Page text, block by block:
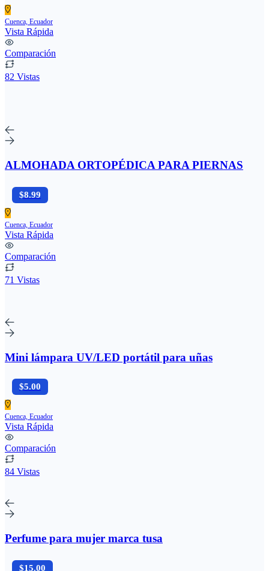
Cuenca, Ecuador
Vista Rápida
Comparación
82 Vistas
ALMOHADA ORTOPÉDICA PARA PIERNAS
$8.99
Cuenca, Ecuador
Vista Rápida
Comparación
71 Vistas
Mini lámpara UV/LED portátil para uñas
$5.00
Cuenca, Ecuador
Vista Rápida
Comparación
84 Vistas
Perfume para mujer marca tusa
$15.00